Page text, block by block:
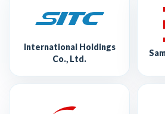
International Holdings
Co., Ltd.